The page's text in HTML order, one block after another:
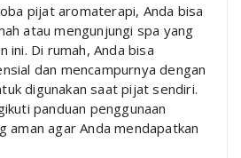
pijat aromaterapi, Anda bisa
atau mengunjungi spa yang
ini. Di rumah, Anda bisa
dan mencampurnya dengan
digunakan saat pijat sendiri.
panduan penggunaan
aman agar Anda mendapatkan